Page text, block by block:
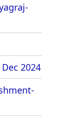
2024